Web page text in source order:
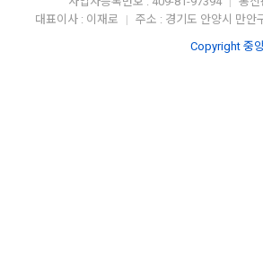
대표이사 : 이재로 | 주소 : 경기도 안양시 만
Copyright 중